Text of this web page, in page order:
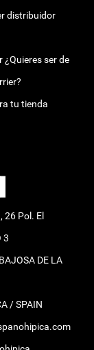
distribuidor
¿Quieres ser de
tu tienda
26 Pol. El
3
DE LA
/ SPAIN